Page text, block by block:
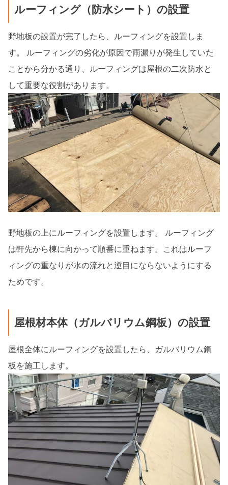
ルーフィング（防水シート）の設置
野地板の設置が完了したら、ルーフィングを設置しま
す。 ルーフィングの劣化が原因で雨漏りが発生していた
ことから分かる通り、ルーフィングは屋根の二次防水と
して重要な役割があります。
野地板の上にルーフィングを設置します。 ルーフィング
は軒先から棟に向かって順番に重ねます。これはルーフ
ィングの重なりが水の流れと逆目にならないようにする
ためです。
屋根材本体（ガルバリウム鋼板）の設置
屋根全体にルーフィングを設置したら、ガルバリウム鋼
板を施工します。